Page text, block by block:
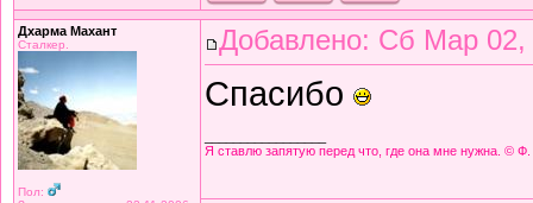
Дхарма Махант
Сталкер.
Пол:
Добавлено: Сб Мар 02,
Спасибо
Я ставлю запятую перед что, где она мне нужна. ©